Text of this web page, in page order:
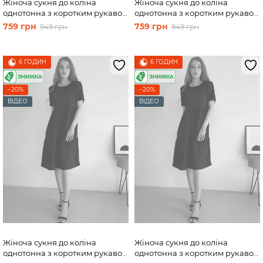
Жіноча сукня до коліна
однотонна з коротким рукавом
з льону чорна Merlini Престо
700000181, розмір 50-52 (2XL-
759 грн 949 грн
Жіноча сукня до коліна
однотонна з коротким рукавом
з льону чорна Merlini Сесто
700000161, розмір 42-44 (S-M)
759 грн 949 грн
6 ГОДИН
−20%
ВІДЕО
Жіноча сукня до коліна
однотонна з коротким рукавом
6 ГОДИН
−20%
ВІДЕО
Жіноча сукня до коліна
однотонна з коротким рукавом